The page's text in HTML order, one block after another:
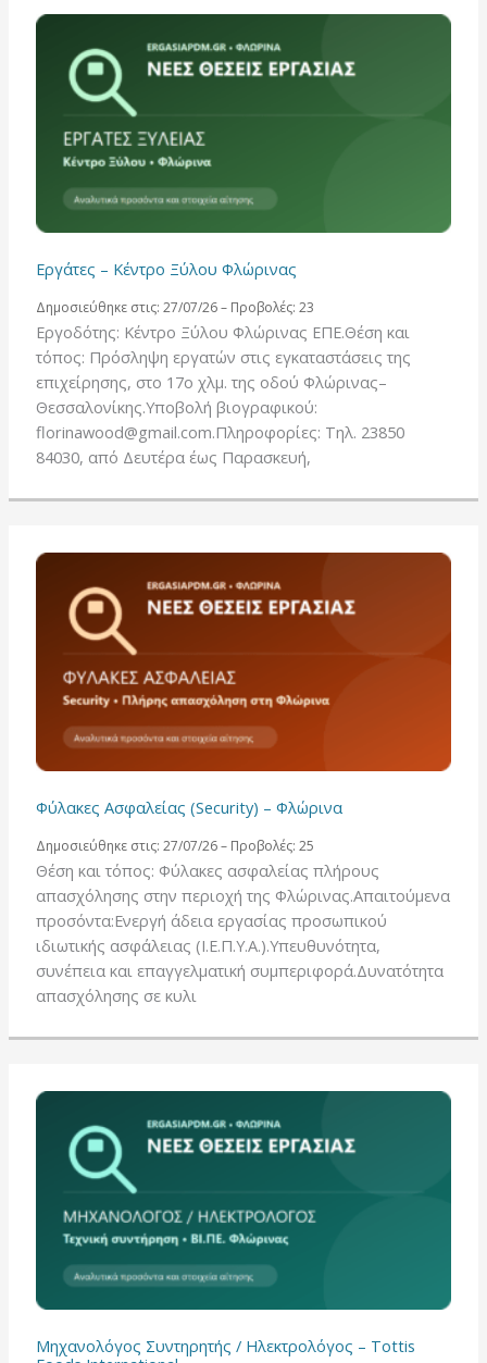
Εργάτες – Κέντρο Ξύλου Φλώρινας
Δημοσιεύθηκε στις: 27/07/26 – Προβολές: 23
Εργοδότης: Κέντρο Ξύλου Φλώρινας ΕΠΕ.Θέση και
τόπος: Πρόσληψη εργατών στις εγκαταστάσεις της
επιχείρησης, στο 17ο χλμ. της οδού Φλώρινας–
Θεσσαλονίκης.Υποβολή βιογραφικού:
florinawood@gmail.com.Πληροφορίες: Τηλ. 23850
84030, από Δευτέρα έως Παρασκευή,
Φύλακες Ασφαλείας (Security) – Φλώρινα
Δημοσιεύθηκε στις: 27/07/26 – Προβολές: 25
Θέση και τόπος: Φύλακες ασφαλείας πλήρους
απασχόλησης στην περιοχή της Φλώρινας.Απαιτούμενα
προσόντα:Ενεργή άδεια εργασίας προσωπικού
ιδιωτικής ασφάλειας (Ι.Ε.Π.Υ.Α.).Υπευθυνότητα,
συνέπεια και επαγγελματική συμπεριφορά.Δυνατότητα
απασχόλησης σε κυλι
Μηχανολόγος Συντηρητής / Ηλεκτρολόγος – Tottis